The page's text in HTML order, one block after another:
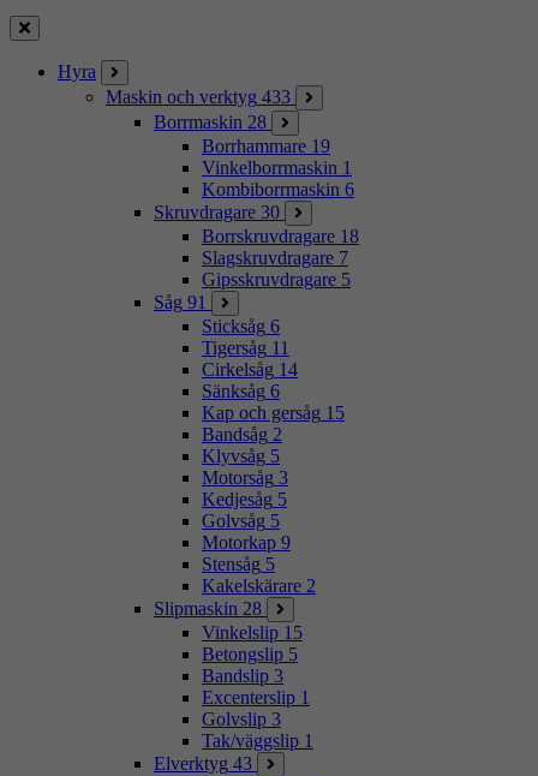
Stäng
Hyra
Maskin och verktyg 433
Borrmaskin 28
Borrhammare 19
Vinkelborrmaskin 1
Kombiborrmaskin 6
Skruvdragare 30
Borrskruvdragare 18
Slagskruvdragare 7
Gipsskruvdragare 5
Såg 91
Sticksåg 6
Tigersåg 11
Cirkelsåg 14
Sänksåg 6
Kap och gersåg 15
Bandsåg 2
Klyvsåg 5
Motorsåg 3
Kedjesåg 5
Golvsåg 5
Motorkap 9
Stensåg 5
Kakelskärare 2
Slipmaskin 28
Vinkelslip 15
Betongslip 5
Bandslip 3
Excenterslip 1
Golvslip 3
Tak/väggslip 1
Elverktyg 43